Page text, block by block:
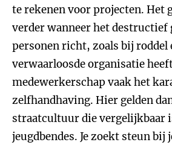
te rekenen voor projecten. Het
verder wanneer het destructief
personen richt, zoals bij roddel
verwaarloosde organisatie
medewerkerschap vaak het
zelfhandhaving. Hier gelden
straatcultuur die vergelijkbaar
jeugdbendes. Je zoekt steun bij